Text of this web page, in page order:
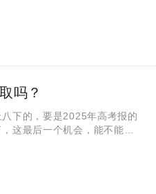
吗？
下的，要是2025年高考报的
这最后一个机会，能不能让